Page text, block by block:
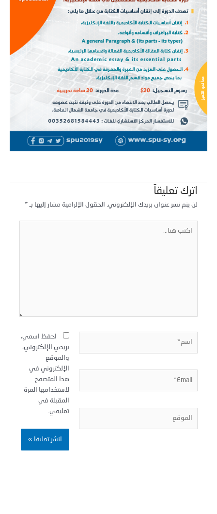
اترك تعليقاً
لن يتم نشر عنوان بريدك الإلكتروني. الحقول الإلزامية مشار إليها بـ
احفظ اسمي،
بريدي الإلكتروني،
والموقع
الإلكتروني في
هذا المتصفح
لاستخدامها المرة
المقبلة في
تعليقي.